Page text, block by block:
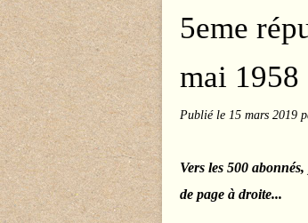
5eme
mai 1958
Publié le 15 mars 2019
Vers les 500
de page à droite...